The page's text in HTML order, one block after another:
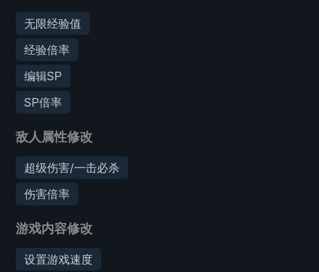
无限经验值
经验倍率
编辑SP
SP倍率
敌人属性修改
超级伤害/一击必杀
伤害倍率
游戏内容修改
设置游戏速度